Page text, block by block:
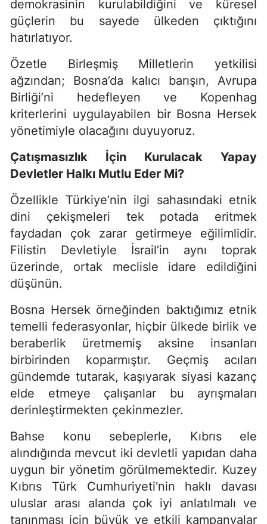
demokrasinin kurulabildiğini ve küresel
güçlerin bu sayede ülkeden çıktığını
hatırlatıyor.
Özetle Birleşmiş Milletlerin yetkilisi
ağzından; Bosna’da kalıcı barışın, Avrupa
Birliği’ni hedefleyen ve Kopenhag
kriterlerini uygulayabilen bir Bosna Hersek
yönetimiyle olacağını duyuyoruz.
Çatışmasızlık İçin Kurulacak Yapay
Devletler Halkı Mutlu Eder Mi?
Özellikle Türkiye’nin ilgi sahasındaki etnik
dini çekişmeleri tek potada eritmek
faydadan çok zarar getirmeye eğilimlidir.
Filistin Devletiyle İsrail’in aynı toprak
üzerinde, ortak meclisle idare edildiğini
düşünün.
Bosna Hersek örneğinden baktığımız etnik
temelli federasyonlar, hiçbir ülkede birlik ve
beraberlik üretmemiş aksine insanları
birbirinden koparmıştır. Geçmiş acıları
gündemde tutarak, kaşıyarak siyasi kazanç
elde etmeye çalışanlar bu ayrışmaları
derinleştirmekten çekinmezler.
Bahse konu sebeplerle, Kıbrıs ele
alındığında mevcut iki devletli yapıdan daha
uygun bir yönetim görülmemektedir. Kuzey
Kıbrıs Türk Cumhuriyeti'nin haklı davası
uluslar arası alanda çok iyi anlatılmalı ve
tanınması için büyük ve etkili kampanyalar